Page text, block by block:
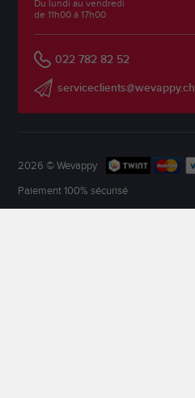
Du lundi au vendredi
de 11h00 à 17h00
022 782 82 52
serviceclients@wevappy.ch
2026 © Wevappy
Paiement 100% sécurisé